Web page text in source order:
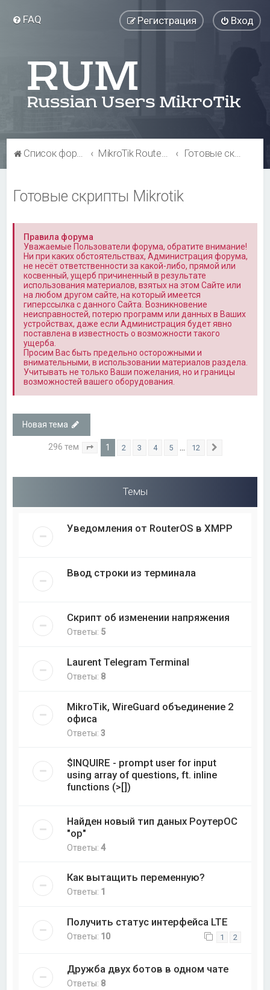
FAQ Вход
Регистрация
Список форумов MikroTik RouterOS Готовые скрипты Mikrotik
Готовые скрипты Mikrotik
Правила форума
Уважаемые Пользователи форума, обратите внимание!
Ни при каких обстоятельствах, Администрация форума,
не несёт ответственности за какой-либо, прямой или
косвенный, ущерб причиненный в результате
использования материалов, взятых на этом Сайте или
на любом другом сайте, на который имеется
гиперссылка с данного Сайта. Возникновение
неисправностей, потерю программ или данных в Ваших
устройствах, даже если Администрация будет явно
поставлена в известность о возможности такого
ущерба.
Просим Вас быть предельно осторожными и
внимательными, в использовании материалов раздела.
Учитывать не только Ваши пожелания, но и границы
возможностей вашего оборудования.
Новая тема
296 тем Страница из 12
1 2 3 4 5 12
Темы
Уведомления от RouterOS в XMPP
Ввод строки из терминала
Скрипт об изменении напряжения
Ответы: 5
Laurent Telegram Terminal
Ответы: 8
MikroTik, WireGuard объединение 2
офиса
Ответы:3
$INQUIRE - prompt user for input
using array of questions, ft. inline
functions (>[])
Найден новый тип даных РоутерОС
"op"
Ответы:4
Как вытащить переменную?
Ответы: 1
Получить статус интерфейса LTE
Ответы: 10 1 2
Дружба двух ботов в одном чате
Ответы: 8